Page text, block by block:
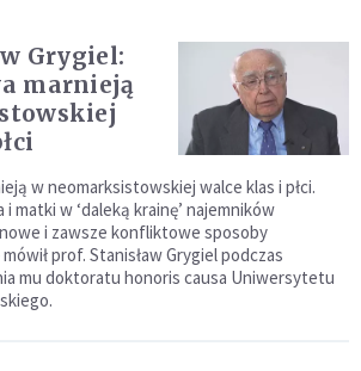
Grygiel:
marnieją
w neomarksistowskiej walce klas i płci.
matki w ‘daleką krainę’ najemników
i zawsze konfliktowe sposoby
prof. Stanisław Grygiel podczas
mu doktoratu honoris causa Uniwersytetu